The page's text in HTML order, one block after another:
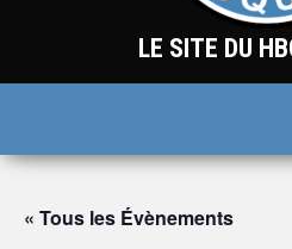
LE SITE DU
« Tous les Évènements